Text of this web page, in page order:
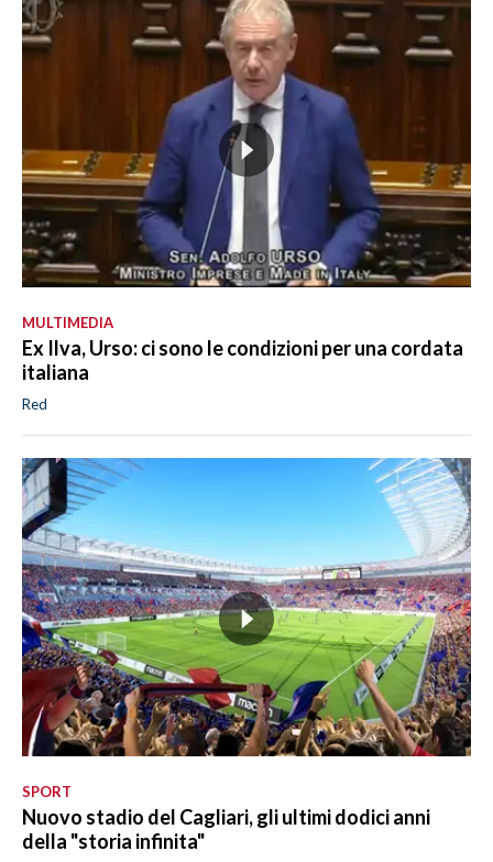
MULTIMEDIA
Ex Ilva, Urso: ci sono le condizioni per una cordata
italiana
Red
SPORT
Nuovo stadio del Cagliari, gli ultimi dodici anni
della "storia infinita"